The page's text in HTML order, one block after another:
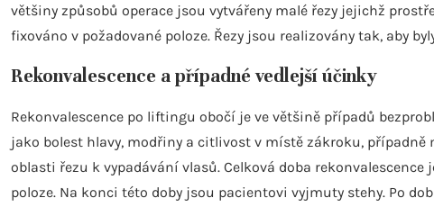
většiny způsobů operace jsou vytvářeny malé řezy jejichž
fixováno v požadované poloze. Řezy jsou realizovány tak, aby
Rekonvalescence a případné vedlejší účinky
Rekonvalescence po liftingu obočí je ve většině případů
jako bolest hlavy, modřiny a citlivost v místě zákroku,
oblasti řezu k vypadávání vlasů. Celková doba
poloze. Na konci této doby jsou pacientovi vyjmuty stehy. Po